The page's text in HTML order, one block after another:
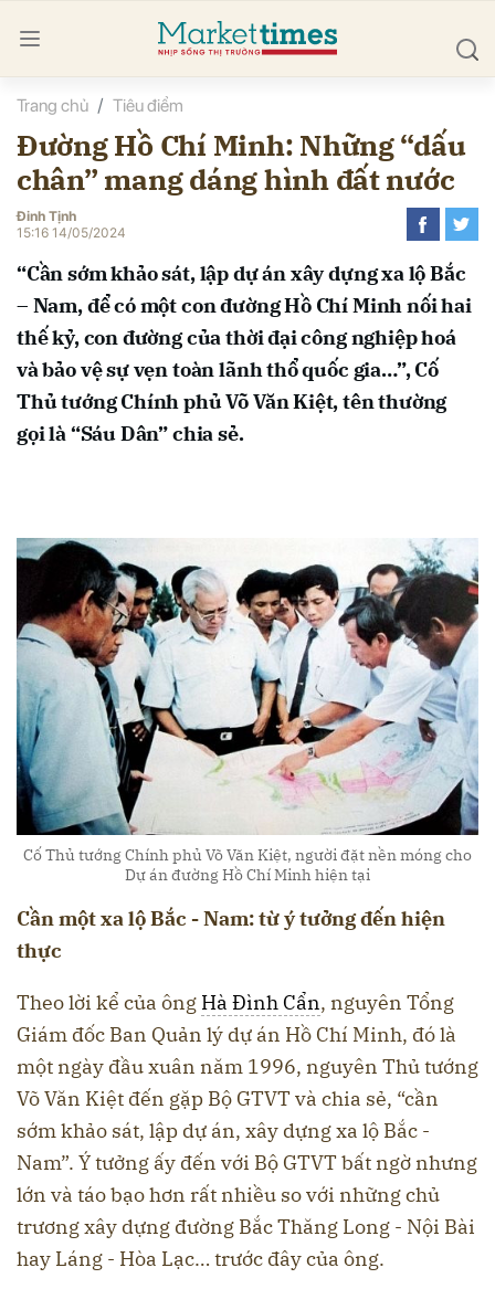
Trang chủ Tiêu điểm
Đường Hồ Chí Minh: Những “dấu
chân” mang dáng hình đất nước
Đinh Tịnh
15:16 14/05/2024
“Cần sớm khảo sát, lập dự án xây dựng xa lộ Bắc
– Nam, để có một con đường Hồ Chí Minh nối hai
thế kỷ, con đường của thời đại công nghiệp hoá
và bảo vệ sự vẹn toàn lãnh thổ quốc gia…”, Cố
Thủ tướng Chính phủ Võ Văn Kiệt, tên thường
gọi là “Sáu Dân” chia sẻ.
Cố Thủ tướng Chính phủ Võ Văn Kiệt, người đặt nền móng cho
Dự án đường Hồ Chí Minh hiện tại
Cần một xa lộ Bắc - Nam: từ ý tưởng đến hiện
thực
Theo lời kể của ông Hà Đình Cẩn, nguyên Tổng
Giám đốc Ban Quản lý dự án Hồ Chí Minh, đó là
một ngày đầu xuân năm 1996, nguyên Thủ tướng
Võ Văn Kiệt đến gặp Bộ GTVT và chia sẻ, “cần
sớm khảo sát, lập dự án, xây dựng xa lộ Bắc -
Nam”. Ý tưởng ấy đến với Bộ GTVT bất ngờ nhưng
lớn và táo bạo hơn rất nhiều so với những chủ
trương xây dựng đường Bắc Thăng Long - Nội Bài
hay Láng - Hòa Lạc… trước đây của ông.
luận
Hủy